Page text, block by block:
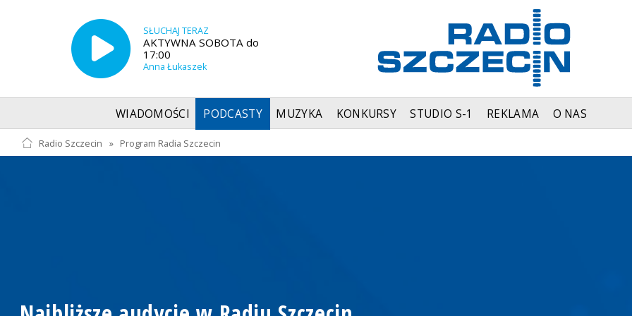
SŁUCHAJ TERAZ
AKTYWNA SOBOTA do
17:00
Anna Łukaszek
WIADOMOŚCI PODCASTY MUZYKA KONKURSY STUDIO S-1 REKLAMA O NAS
Radio Szczecin » Program Radia Szczecin